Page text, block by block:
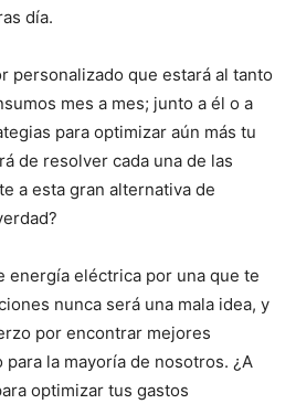
día.
personalizado que estará al tanto
mes a mes; junto a él o a
para optimizar aún más tu
de resolver cada una de las
a esta gran alternativa de
energía eléctrica por una que te
nunca será una mala idea, y
por encontrar mejores
la mayoría de nosotros. ¿A
optimizar tus gastos